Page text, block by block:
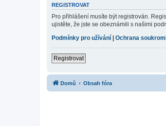
REGISTROVAT
Pro přihlášení musíte být registrován.
ujistěte, že jste se obeznámili s našimi
Podmínky pro užívání | Ochrana
Registrovat
Domů Obsah fóra